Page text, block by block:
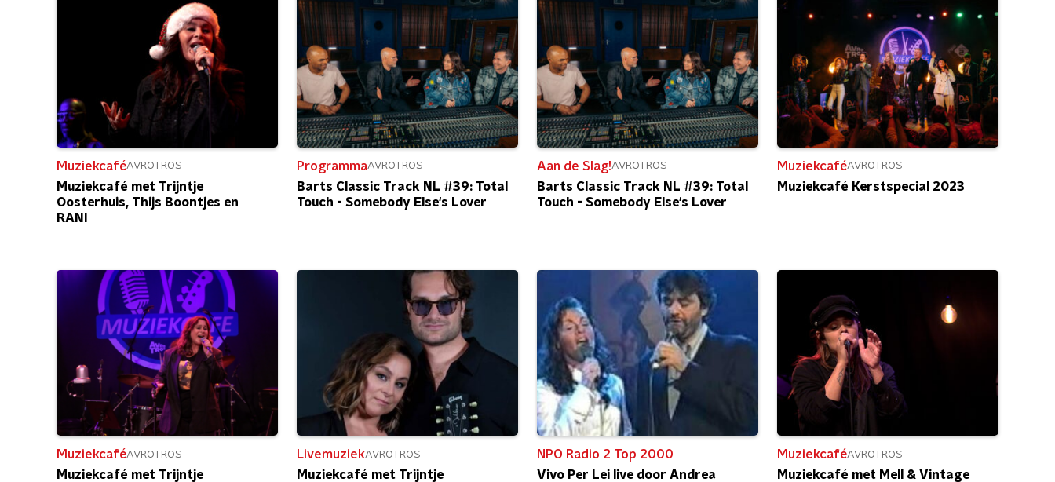
MuziekcaféAVROTROS
Muziekcafé met Trijntje
Oosterhuis, Thijs Boontjes en
RANI
ProgrammaAVROTROS
Barts Classic Track NL #39: Total
Touch - Somebody Else's Lover
Aan de Slag!AVROTROS
Barts Classic Track NL #39: Total
Touch - Somebody Else's Lover
MuziekcaféAVROTROS
Muziekcafé Kerstspecial 2023
MuziekcaféAVROTROS
Muziekcafé met Trijntje
LivemuziekAVROTROS
Muziekcafé met Trijntje
NPO Radio 2 Top 2000
Vivo Per Lei live door Andrea
MuziekcaféAVROTROS
Muziekcafé met Mell & Vintage